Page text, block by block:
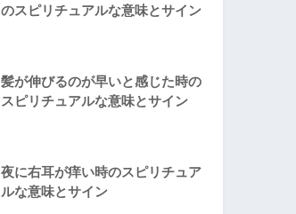
のスピリチュアルな意味とサイン
髪が伸びるのが早いと感じた時の
スピリチュアルな意味とサイン
夜に右耳が痒い時のスピリチュア
ルな意味とサイン